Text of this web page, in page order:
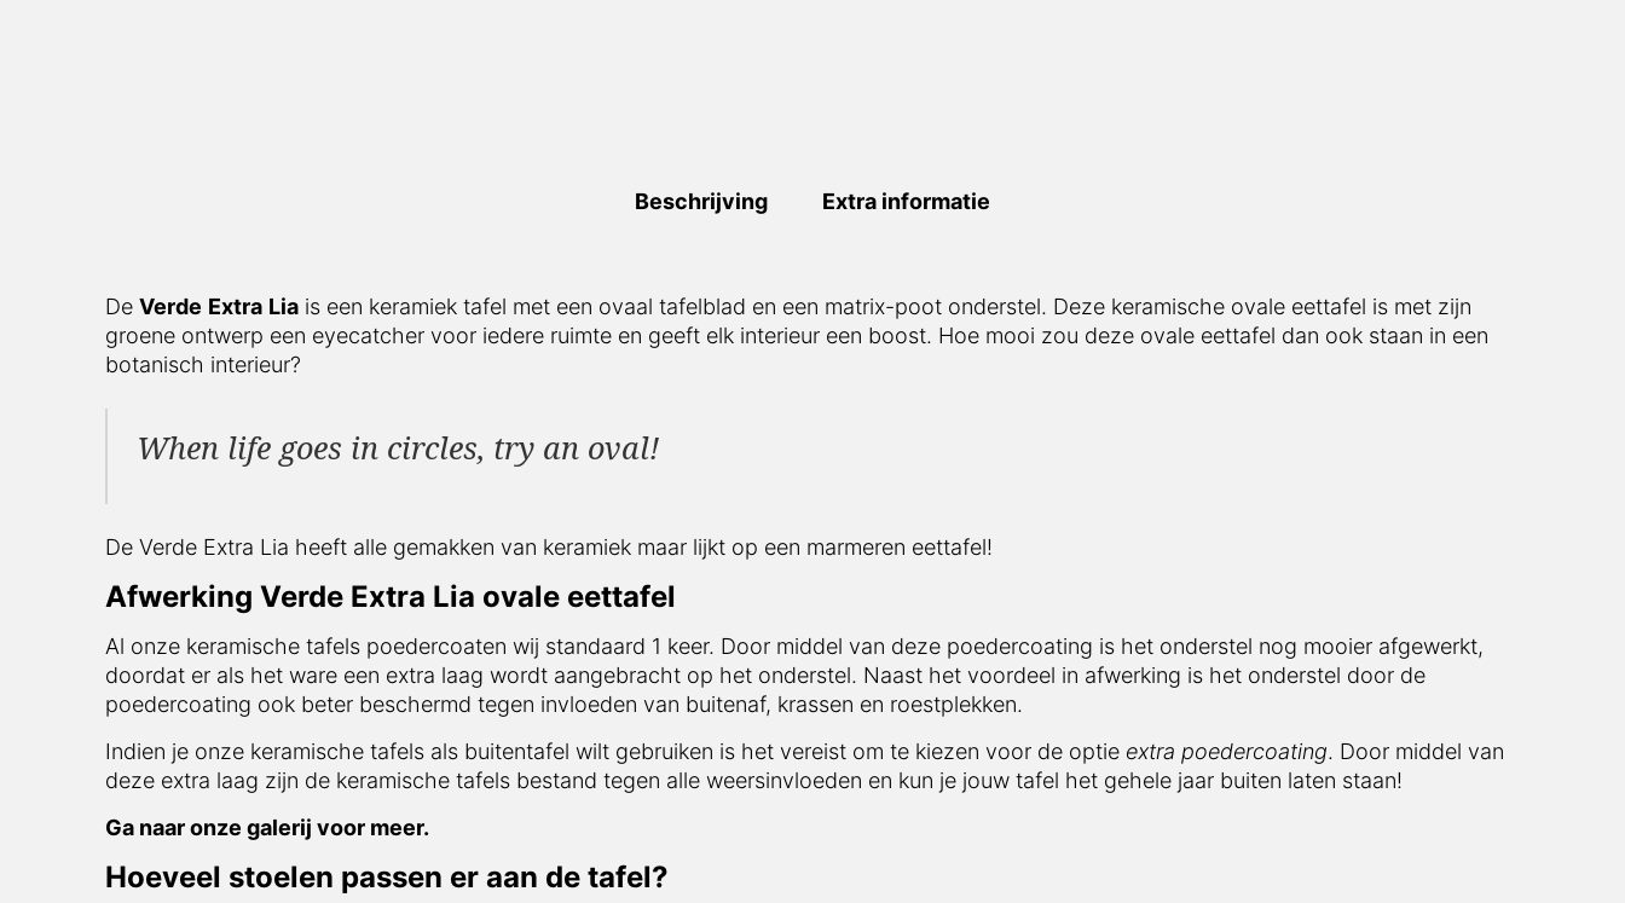
Beschrijving Extra informatie
De Verde Extra Lia is een keramiek tafel met een ovaal tafelblad en een matrix-poot onderstel. Deze keramische ovale eettafel is met zijn
groene ontwerp een eyecatcher voor iedere ruimte en geeft elk interieur een boost. Hoe mooi zou deze ovale eettafel dan ook staan in een
botanisch interieur?
When life goes in circles, try an oval!
De Verde Extra Lia heeft alle gemakken van keramiek maar lijkt op een marmeren eettafel!
Afwerking Verde Extra Lia ovale eettafel
Al onze keramische tafels poedercoaten wij standaard 1 keer. Door middel van deze poedercoating is het onderstel nog mooier afgewerkt,
doordat er als het ware een extra laag wordt aangebracht op het onderstel. Naast het voordeel in afwerking is het onderstel door de
poedercoating ook beter beschermd tegen invloeden van buitenaf, krassen en roestplekken.
Indien je onze keramische tafels als buitentafel wilt gebruiken is het vereist om te kiezen voor de optie extra poedercoating. Door middel van
deze extra laag zijn de keramische tafels bestand tegen alle weersinvloeden en kun je jouw tafel het gehele jaar buiten laten staan!
Ga naar onze galerij voor meer.
Hoeveel stoelen passen er aan de tafel?